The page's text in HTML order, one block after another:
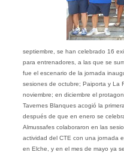
septiembre, se han celebrado 16
para entrenadores, a las que se
fue el escenario de la jornada
sesiones de octubre; Paiporta y La
noviembre; en diciembre el
Tavernes Blanques acogió la
después de que en enero se
Almussafes colaboraron en las
actividad del CTE con una jornada
en Elche, y en el mes de mayo ya